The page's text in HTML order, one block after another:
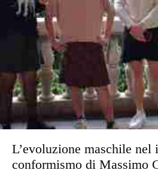
L’evoluzione maschile nel
conformismo di Massimo